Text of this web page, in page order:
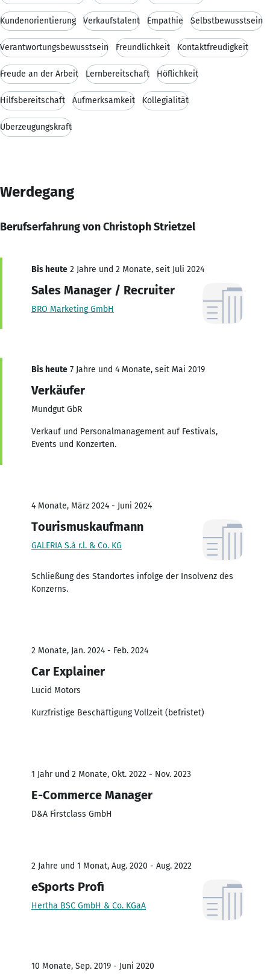
Kundenorientierung Verkaufstalent Empathie Selbstbewusstsein
Verantwortungsbewusstsein Freundlichkeit Kontaktfreudigkeit
Freude an der Arbeit Lernbereitschaft Höflichkeit
Hilfsbereitschaft Aufmerksamkeit Kollegialität
Überzeugungskraft
Werdegang
Berufserfahrung von Christoph Strietzel
Bis heute 2 Jahre und 2 Monate, seit Juli 2024
Sales Manager / Recruiter
BRO Marketing GmbH
Bis heute 7 Jahre und 4 Monate, seit Mai 2019
Verkäufer
Mundgut GbR
Verkauf und Personalmanagement auf Festivals,
Events und Konzerten.
4 Monate, März 2024 - Juni 2024
Tourismuskaufmann
GALERIA S.à r.l. & Co. KG
Schließung des Standortes infolge der Insolvenz des
Konzerns.
2 Monate, Jan. 2024 - Feb. 2024
Car Explainer
Lucid Motors
Kurzfristige Beschäftigung Vollzeit (befristet)
1 Jahr und 2 Monate, Okt. 2022 - Nov. 2023
E-Commerce Manager
D&A Firstclass GmbH
2 Jahre und 1 Monat, Aug. 2020 - Aug. 2022
eSports Profi
Hertha BSC GmbH & Co. KGaA
10 Monate, Sep. 2019 - Juni 2020